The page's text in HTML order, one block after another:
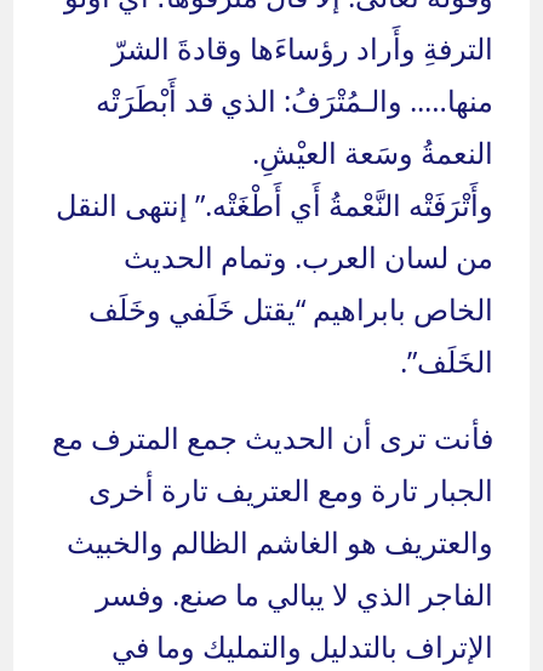
الترفةِ وأَراد رؤساءَها وقادةَ الشرّ
منها….. والـمُتْرَفُ: الذي قد أَبْطَرَتْه
النعمةُ وسَعة العيْشِ.
وأَتْرَفَتْه النَّعْمةُ أَي أَطْغَتْه.” إنتهى النقل
من لسان العرب. وتمام الحديث
الخاص بابراهيم “يقتل خَلَفي وخَلَف
الخَلَف”.
فأنت ترى أن الحديث جمع المترف مع
الجبار تارة ومع العتريف تارة أخرى
والعتريف هو الغاشم الظالم والخبيث
الفاجر الذي لا يبالي ما صنع. وفسر
الإتراف بالتدليل والتمليك وما في